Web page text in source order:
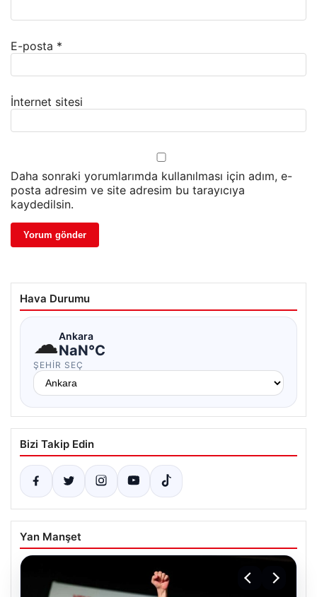
E-posta *
İnternet sitesi
Daha sonraki yorumlarımda kullanılması için adım, e-
posta adresim ve site adresim bu tarayıcıya
kaydedilsin.
Hava Durumu
☁Ankara
NaN°C
ŞEHIR SEÇ
Bizi Takip Edin
Yan Manşet